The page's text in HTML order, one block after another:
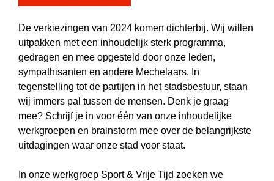
De verkiezingen van 2024 komen dichterbij. Wij willen
uitpakken met een inhoudelijk sterk programma,
gedragen en mee opgesteld door onze leden,
sympathisanten en andere Mechelaars. In
tegenstelling tot de partijen in het stadsbestuur, staan
wij immers pal tussen de mensen. Denk je graag
mee? Schrijf je in voor één van onze inhoudelijke
werkgroepen en brainstorm mee over de belangrijkste
uitdagingenwaar onze stad voor staat.
In onze werkgroep Sport & Vrije Tijd zoeken we